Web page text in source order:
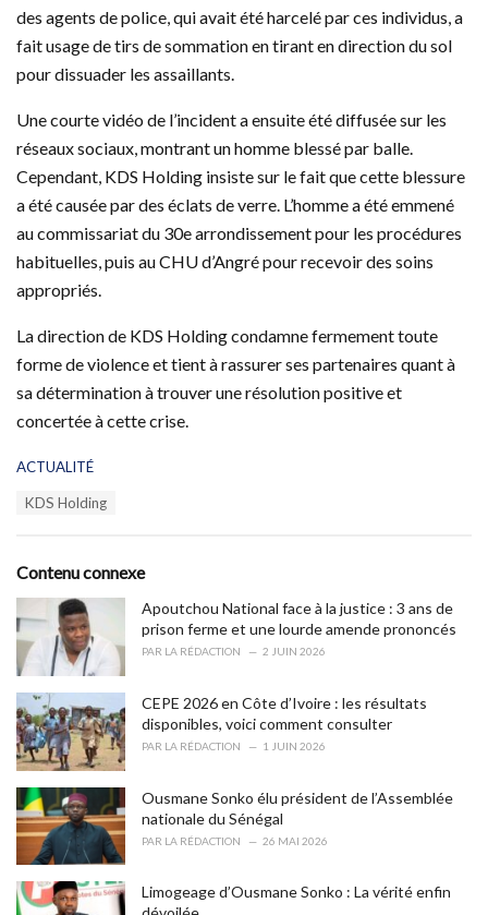
des agents de police, qui avait été harcelé par ces individus, a
fait usage de tirs de sommation en tirant en direction du sol
pour dissuader les assaillants.
Une courte vidéo de l’incident a ensuite été diffusée sur les
réseaux sociaux, montrant un homme blessé par balle.
Cependant, KDS Holding insiste sur le fait que cette blessure
a été causée par des éclats de verre. L’homme a été emmené
au commissariat du 30e arrondissement pour les procédures
habituelles, puis au CHU d’Angré pour recevoir des soins
appropriés.
La direction de KDS Holding condamne fermement toute
forme de violence et tient à rassurer ses partenaires quant à
sa détermination à trouver une résolution positive et
concertée à cette crise.
C
o
r
i
e
s
:
ACTUALITÉ
:
KDS Holding
Contenu connexe
Apoutchou National face à la justice : 3 ans de
prison ferme et une lourde amende prononcés
PAR LA RÉDACTION 2 JUIN 2026
CEPE 2026 en Côte d’Ivoire : les résultats
disponibles, voici comment consulter
PAR LA RÉDACTION 1 JUIN 2026
Ousmane Sonko élu président de l’Assemblée
nationale du Sénégal
PAR LA RÉDACTION 26 MAI 2026
Limogeage d’Ousmane Sonko : La vérité enfin